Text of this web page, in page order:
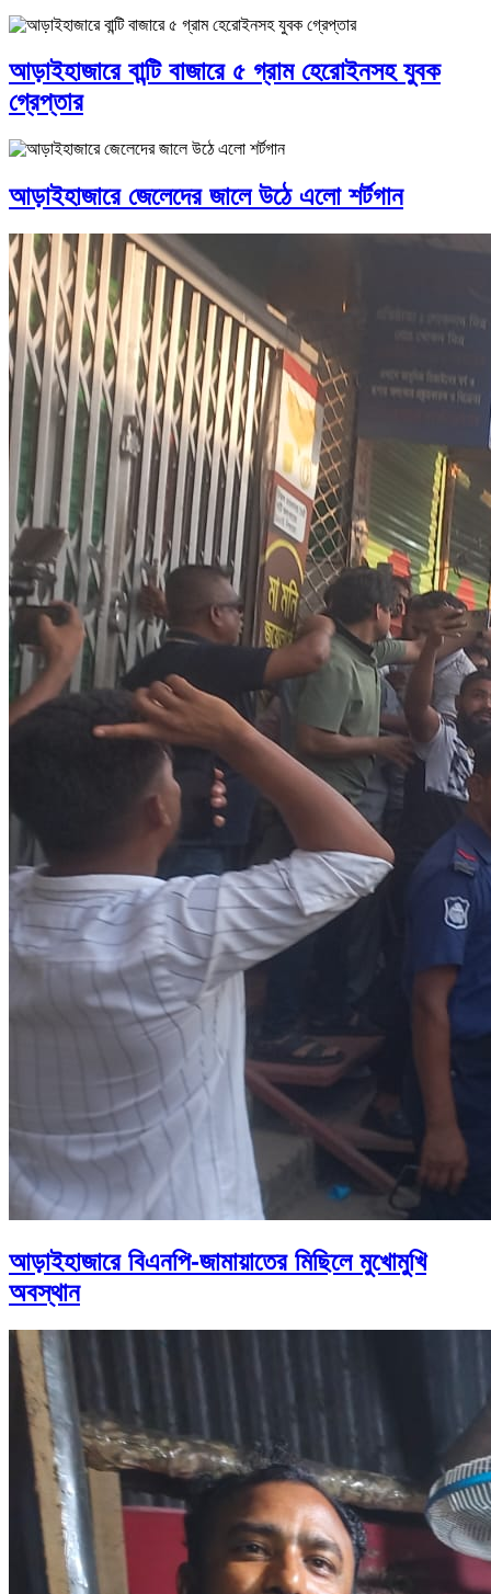
আড়াইহাজারে বান্টি বাজারে ৫ গ্রাম হেরোইনসহ যুবক
গ্রেপ্তার
আড়াইহাজারে জেলেদের জালে উঠে এলো শর্টগান
আড়াইহাজারে বিএনপি-জামায়াতের মিছিলে মুখোমুখি
অবস্থান